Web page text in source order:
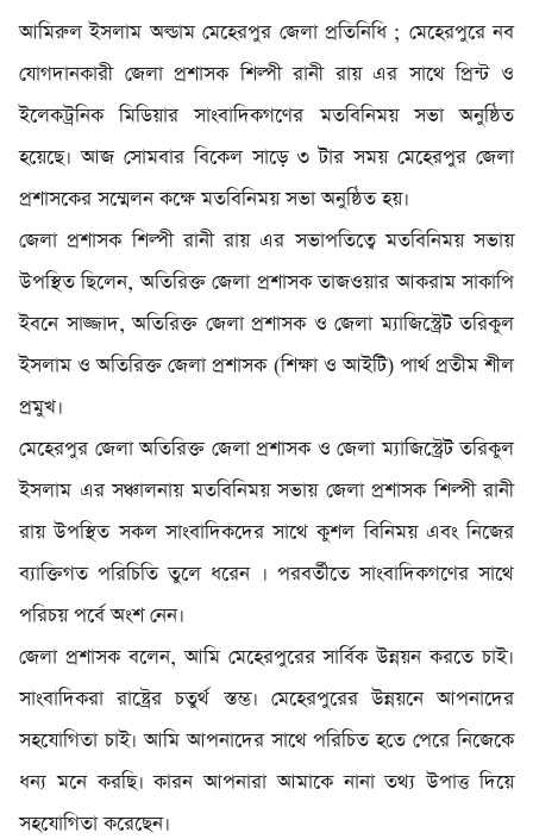
আমিরুল ইসলাম অল্ডাম মেহেরপুর জেলা প্রতিনিধি ; মেহেরপুরে নব
যোগদানকারী জেলা প্রশাসক শিল্পী রানী রায় এর সাথে প্রিন্ট ও
ইলেকট্রনিক মিডিয়ার সাংবাদিকগণের মতবিনিময় সভা অনুষ্ঠিত
হয়েছে। আজ সোমবার বিকেল সাড়ে ৩ টার সময় মেহেরপুর জেলা
প্রশাসকের সম্মেলন কক্ষে মতবিনিময় সভা অনুষ্ঠিত হয়।
জেলা প্রশাসক শিল্পী রানী রায় এর সভাপতিত্বে মতবিনিময় সভায়
উপস্থিত ছিলেন, অতিরিক্ত জেলা প্রশাসক তাজওয়ার আকরাম সাকাপি
ইবনে সাজ্জাদ, অতিরিক্ত জেলা প্রশাসক ও জেলা ম্যাজিস্ট্রেট তরিকুল
ইসলাম ও অতিরিক্ত জেলা প্রশাসক (শিক্ষা ও আইটি) পার্থ প্রতীম শীল
প্রমুখ।
মেহেরপুর জেলা অতিরিক্ত জেলা প্রশাসক ও জেলা ম্যাজিস্ট্রেট তরিকুল
ইসলাম এর সঞ্চালনায় মতবিনিময় সভায় জেলা প্রশাসক শিল্পী রানী
রায় উপস্থিত সকল সাংবাদিকদের সাথে কুশল বিনিময় এবং নিজের
ব্যাক্তিগত পরিচিতি তুলে ধরেন । পরবর্তীতে সাংবাদিকগণের সাথে
পরিচয় পর্বে অংশ নেন।
জেলা প্রশাসক বলেন, আমি মেহেরপুরের সার্বিক উন্নয়ন করতে চাই।
সাংবাদিকরা রাষ্ট্রের চতুর্থ স্তম্ভ। মেহেরপুরের উন্নয়নে আপনাদের
সহযোগিতা চাই। আমি আপনাদের সাথে পরিচিত হতে পেরে নিজেকে
ধন্য মনে করছি। কারন আপনারা আমাকে নানা তথ্য উপাত্ত দিয়ে
সহযোগিতা করেছেন।